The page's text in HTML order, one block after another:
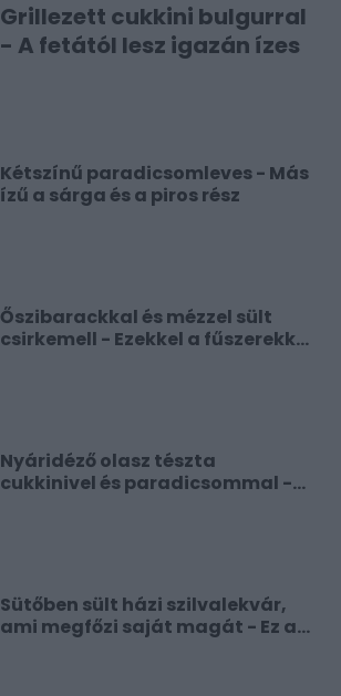
Grillezett cukkini bulgurral
- A fetától lesz igazán ízes
Kétszínű paradicsomleves - Más
ízű a sárga és a piros rész
Őszibarackkal és mézzel sült
csirkemell - Ezekkel a fűszerekkel
Nyáridéző olasz tészta
cukkinivel és paradicsommal -
Sütőben sült házi szilvalekvár,
ami megfőzi saját magát - Ez a